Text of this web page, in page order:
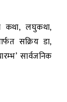
कथा, लघुकथा,
सक्रिय डा,
सार्वजनिक